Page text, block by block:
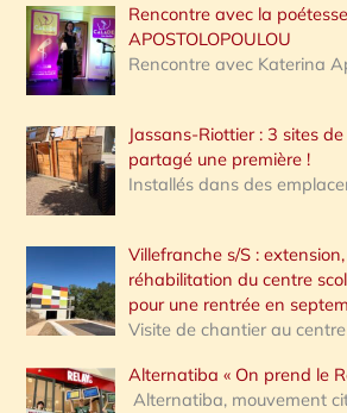
Rencontre avec la
APOSTOLOPOULOU
Rencontre avec Katerina
Jassans-Riottier : 3 sites
partagé une première !
Installés dans des
Villefranche s/S :
réhabilitation du centre
pour une rentrée en
Visite de chantier au
Alternatiba « On prend le
Alternatiba, mouvement